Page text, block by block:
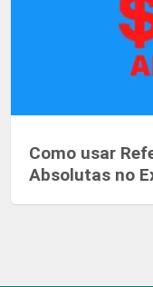
Como usar
Absolutas no